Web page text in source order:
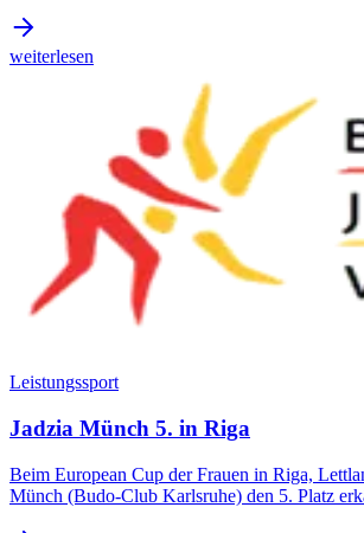
weiterlesen
Leistungssport
Jadzia Münch 5. in Riga
Beim European Cup der Frauen in Riga,
Münch (Budo-Club Karlsruhe) den 5. Platz